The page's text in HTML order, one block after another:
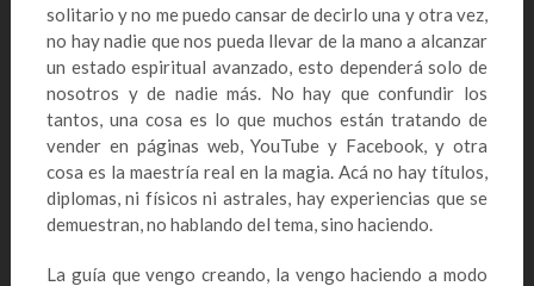
solitario y no me puedo cansar de decirlo una y otra vez,
no hay nadie que nos pueda llevar de la mano a alcanzar
un estado espiritual avanzado, esto dependerá solo de
nosotros y de nadie más. No hay que confundir los
tantos, una cosa es lo que muchos están tratando de
vender en páginas web, YouTube y Facebook, y otra
cosa es la maestría real en la magia. Acá no hay títulos,
diplomas, ni físicos ni astrales, hay experiencias que se
demuestran, no hablando del tema, sino haciendo.
La guía que vengo creando, la vengo haciendo a modo